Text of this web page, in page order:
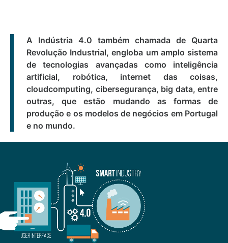
A Indústria 4.0 também chamada de Quarta
Revolução Industrial, engloba um amplo sistema
de tecnologias avançadas como inteligência
artificial, robótica, internet das coisas,
cloudcomputing, cibersegurança, big data, entre
outras, que estão mudando as formas de
produção e os modelos de negócios em Portugal
e no mundo.